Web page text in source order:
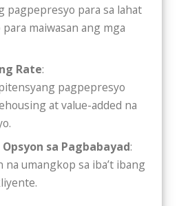
pagpepresyo para sa lahat
maiwasan ang mga
Rate:
pagpepresyo
at value-added na
sa Pagbabayad:
na umangkop sa iba’t ibang